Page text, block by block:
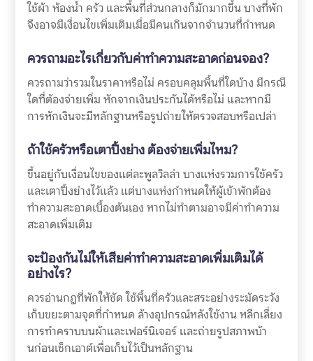
ใช้ผ้า ห้องน้ำ ครัว และพื้นที่ส่วนกลางก็มักมากขึ้น บางที่พัก
จึงอาจมีเงื่อนไขเพิ่มเติมเมื่อมีคนเกินจากจำนวนที่กำหนด
ควรถามอะไรเกี่ยวกับค่าทำความสะอาดก่อนจอง?
ควรถามว่ารวมในราคาหรือไม่ ครอบคลุมพื้นที่ใดบ้าง มีกรณี
ใดที่ต้องจ่ายเพิ่ม หักจากเงินประกันได้หรือไม่ และหากมี
การหักเงินจะมีหลักฐานหรือรูปถ่ายให้ตรวจสอบหรือเปล่า
ถ้าใช้ครัวหรือเตาปิ้งย่าง ต้องจ่ายเพิ่มไหม?
ขึ้นอยู่กับเงื่อนไขของแต่ละพูลวิลล่า บางแห่งรวมการใช้ครัว
และเตาปิ้งย่างไว้แล้ว แต่บางแห่งกำหนดให้ผู้เข้าพักต้อง
ทำความสะอาดเบื้องต้นเอง หากไม่ทำตามอาจมีค่าทำความ
สะอาดเพิ่มเติม
จะป้องกันไม่ให้เสียค่าทำความสะอาดเพิ่มเติมได้
อย่างไร?
ควรอ่านกฎที่พักให้ชัด ใช้พื้นที่ครัวและสระอย่างระมัดระวัง
เก็บขยะตามจุดที่กำหนด ล้างอุปกรณ์หลังใช้งาน หลีกเลี่ยง
การทำคราบบนผ้าและเฟอร์นิเจอร์ และถ่ายรูปสภาพบ้า
นก่อนเช็กเอาต์เพื่อเก็บไว้เป็นหลักฐาน